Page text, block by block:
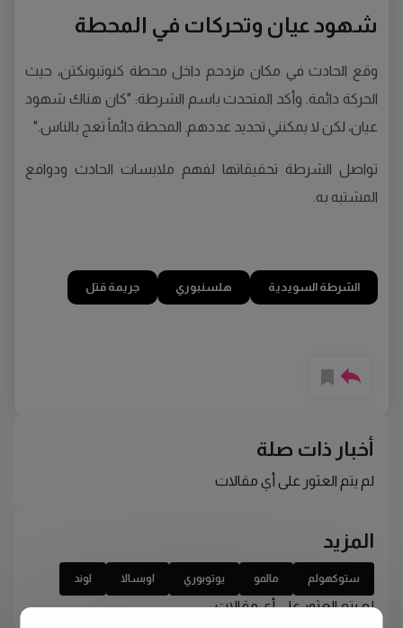
شهود عيان وتحركات في المحطة
وقع الحادث في مكان مزدحم داخل محطة كنوتبونكتن، حيث
الحركة دائمة. وأكد المتحدث باسم الشرطة: "كان هناك شهود
عيان، لكن لا يمكنني تحديد عددهم. المحطة دائماً تعج بالناس."
تواصل الشرطة تحقيقاتها لفهم ملابسات الحادث ودوافع
المشتبه به.
الشرطة السويدية هلسنبوري جريمة قتل
أخبار ذات صلة
لم يتم العثور على أي مقالات
المزيد
ستوكهولم مالمو يوتوبوري اوبسالا لوند
لم يتم العثور على أي مقالات